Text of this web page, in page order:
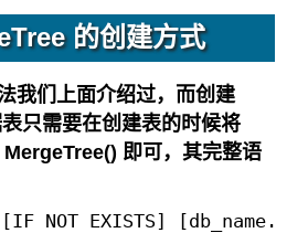
的创建方式
我们上面介绍过，而创建
只需要在创建表的时候将
即可，其完整语
[IF NOT EXISTS]